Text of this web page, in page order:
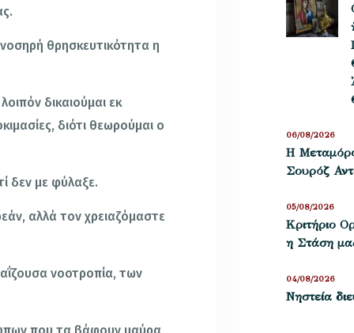
θρησκευτικότητα η
δικαιούμαι εκ
διότι θεωρούμαι ο
δεν με φύλαξε.
αλλά τον χρειαζόμαστε
νοοτροπία, των
Η
Σουρόζ
06/08/2026
Kριτήριο
η Στάση
05/08/2026
Νηστεία
04/08/2026